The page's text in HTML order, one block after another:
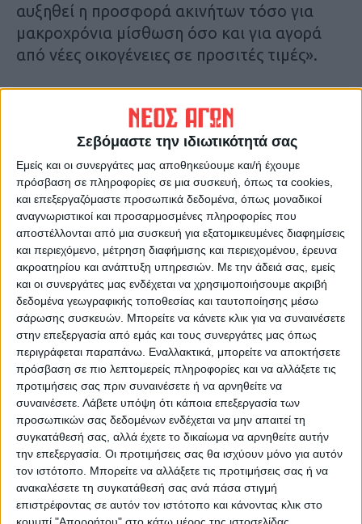
Σεβόμαστε την ιδιωτικότητά σας
Εμείς και οι συνεργάτες μας αποθηκεύουμε και/ή έχουμε
πρόσβαση σε πληροφορίες σε μια συσκευή, όπως τα cookies,
και επεξεργαζόμαστε προσωπικά δεδομένα, όπως μοναδικοί
αναγνωριστικοί και προσαρμοσμένες πληροφορίες που
αποστέλλονται από μια συσκευή για εξατομικευμένες διαφημίσεις
και περιεχόμενο, μέτρηση διαφήμισης και περιεχομένου, έρευνα
ακροατηρίου και ανάπτυξη υπηρεσιών. Με την άδειά σας, εμείς
και οι συνεργάτες μας ενδέχεται να χρησιμοποιήσουμε ακριβή
δεδομένα γεωγραφικής τοποθεσίας και ταυτοποίησης μέσω
σάρωσης συσκευών. Μπορείτε να κάνετε κλικ για να συναινέσετε
στην επεξεργασία από εμάς και τους συνεργάτες μας όπως
περιγράφεται παραπάνω. Εναλλακτικά, μπορείτε να αποκτήσετε
πρόσβαση σε πιο λεπτομερείς πληροφορίες και να αλλάξετε τις
προτιμήσεις σας πριν συναινέσετε ή να αρνηθείτε να
συναινέσετε. Λάβετε υπόψη ότι κάποια επεξεργασία των
προσωπικών σας δεδομένων ενδέχεται να μην απαιτεί τη
συγκατάθεσή σας, αλλά έχετε το δικαίωμα να αρνηθείτε αυτήν
την επεξεργασία. Οι προτιμήσεις σας θα ισχύουν μόνο για αυτόν
τον ιστότοπο. Μπορείτε να αλλάξετε τις προτιμήσεις σας ή να
ανακαλέσετε τη συγκατάθεσή σας ανά πάσα στιγμή
επιστρέφοντας σε αυτόν τον ιστότοπο και κάνοντας κλικ στο
αυξηθεί η προσφορά ακινήτων τόσο για
μακροχρόνια μίσθωση όσο και για αγορά
από νέες οικογένειες σε προσιτές τιμές».
Κλείσιμο
Όλη η ανάρτηση του πρωθυπουργού
Kαλημέρα σας! Είμαστε δύο εβδομάδες πριν
τις Ευρωεκλογές της 9ης Ιουνίου, και θέλω
να ξεκινήσω την ανασκόπηση της
εβδομάδας με μία υπενθύμιση για όσους
από εσάς έχετε επιλέξει να ψηφίσετε μέσω
επιστολικής ψήφου! Εάν ζείτε στο
εξωτερικό, η προθεσμία για την επιστροφή
των ψηφοδελτίων σας μέσω courier είναι η